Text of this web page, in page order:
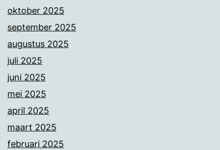
oktober 2025
september 2025
augustus 2025
juli 2025
juni 2025
mei 2025
april 2025
maart 2025
februari 2025